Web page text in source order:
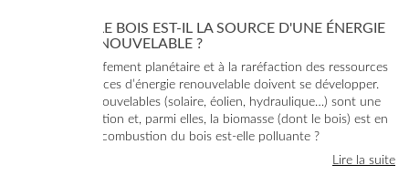
POURQUOI LE BOIS EST-IL LA SOURCE D'UNE ÉNERGIE
VERTE ET RENOUVELABLE ?
Face au réchauffement planétaire et à la raréfaction des ressources
fossiles, les sources d’énergie renouvelable doivent se développer.
Les énergies renouvelables (solaire, éolien, hydraulique…) sont une
partie de la solution et, parmi elles, la biomasse (dont le bois) est en
tête de liste. La combustion du bois est-elle polluante ?
Lire la suite